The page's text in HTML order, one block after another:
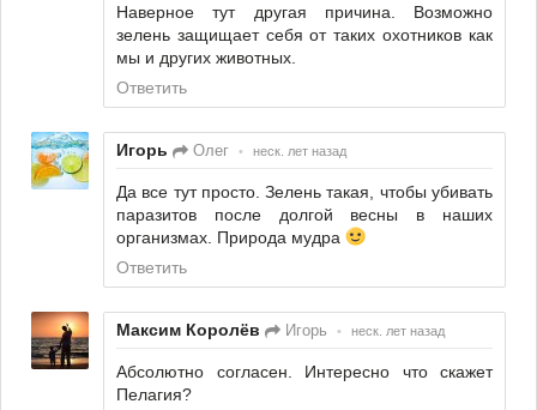
Наверное тут другая причина. Возможно
зелень защищает себя от таких охотников как
мы и других животных.
Ответить
Игорь Олег • неск. лет назад
Да все тут просто. Зелень такая, чтобы убивать
паразитов после долгой весны в наших
организмах. Природа мудра
Ответить
Максим Королёв Игорь • неск. лет назад
Абсолютно согласен. Интересно что скажет
Пелагия?